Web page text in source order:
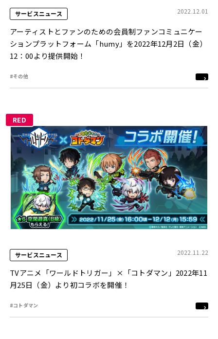
サービスニュース 2022.12.01
アーティストとファンのための会員制ファンコミュニケー
ションプラットフォーム「humy」を2022年12月2日（金）
12：00より提供開始！
#その他
RED
サービスニュース 2022.11.22
TVアニメ「ワールドトリガー」×「コトダマン」2022年11
月25日（金）より初コラボを開催！
#コトダマン